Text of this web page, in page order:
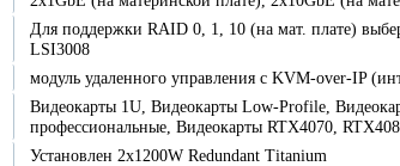
Для поддержки RAID 0, 1, 10 (на мат. плате)
LSI3008
модуль удаленного управления с KVM-over-IP
Видеокарты 1U, Видеокарты Low-Profile,
профессиональные, Видеокарты RTX4070,
Установлен 2x1200W Redundant Titanium